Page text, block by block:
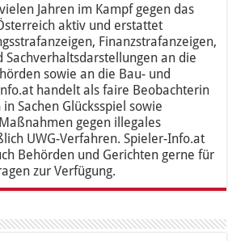
Jahren im Kampf gegen das
aktiv und erstattet
Finanzstrafanzeigen,
Sachverhaltsdarstellungen an die
sowie an die Bau- und
handelt als faire Beobachterin
Sachen Glücksspiel sowie
gegen illegales
UWG-Verfahren. Spieler-Info.at
Behörden und Gerichten gerne für
zur Verfügung.